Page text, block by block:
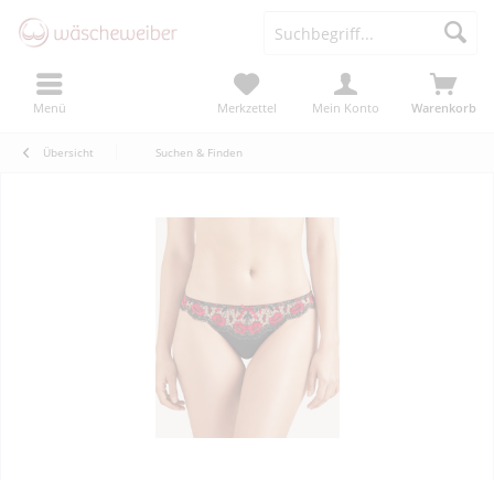
Menü Warenkorb
Merkzettel Mein Konto
Übersicht Suchen & Finden